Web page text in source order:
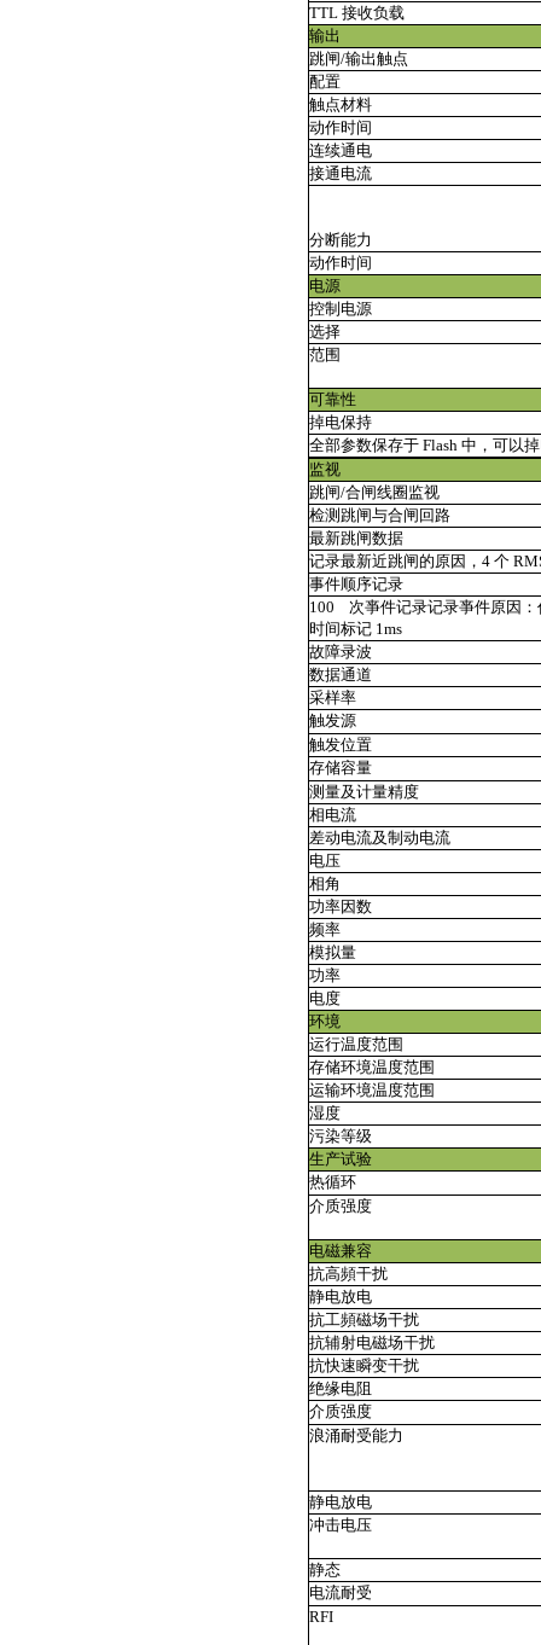
TTL 接收负载
输出
跳闸/输出触点
配置
触点材料
动作时间
连续通电
接通电流
分断能力
动作时间
电源
控制电源
选择
范围
可靠性
掉电保持
全部参数保存于 Flash 中，可以
监视
跳闸/合闸线圈监视
检测跳闸与合闸回路
最新跳闸数据
记录最新近跳闸的原因，4 个
事件顺序记录
100
次亊件记录记录亊件原因
时间标记 1ms
故障录波
数据通道
采样率
触发源
触发位置
存储容量
测量及计量精度
相电流
差动电流及制动电流
电压
相角
功率因数
频率
模拟量
功率
电度
环境
运行温度范围
存储环境温度范围
运输环境温度范围
湿度
污染等级
生产试验
热循环
介质强度
电磁兼容
抗高頻干扰
静电放电
抗工頻磁场干扰
抗辅射电磁场干扰
抗快速瞬变干扰
绝缘电阻
介质强度
浪涌耐受能力
静电放电
冲击电压
静态
电流耐受
RFI